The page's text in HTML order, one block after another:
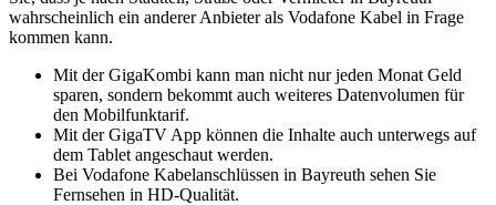
wahrscheinlich ein anderer Anbieter als Vodafone Kabel in Frage
kommen kann.
Mit der GigaKombi kann man nicht nur jeden Monat Geld
sparen, sondern bekommt auch weiteres Datenvolumen für
den Mobilfunktarif.
Mit der GigaTV App können die Inhalte auch unterwegs auf
dem Tablet angeschaut werden.
Bei Vodafone Kabelanschlüssen in Bayreuth sehen Sie
Fernsehen in HD-Qualität.